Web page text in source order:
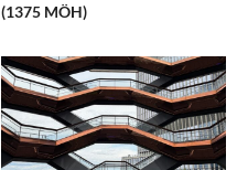
(1375 MÖH)